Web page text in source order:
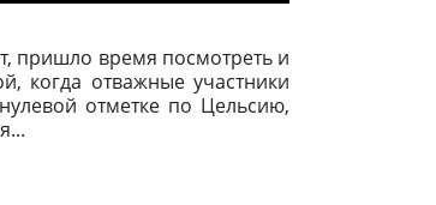
пришло время посмотреть и
когда отважные участники
отметке по Цельсию,